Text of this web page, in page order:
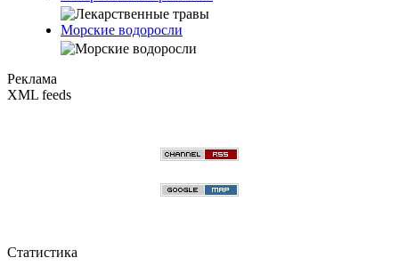
Морские водоросли
Реклама
XML feeds
Статистика